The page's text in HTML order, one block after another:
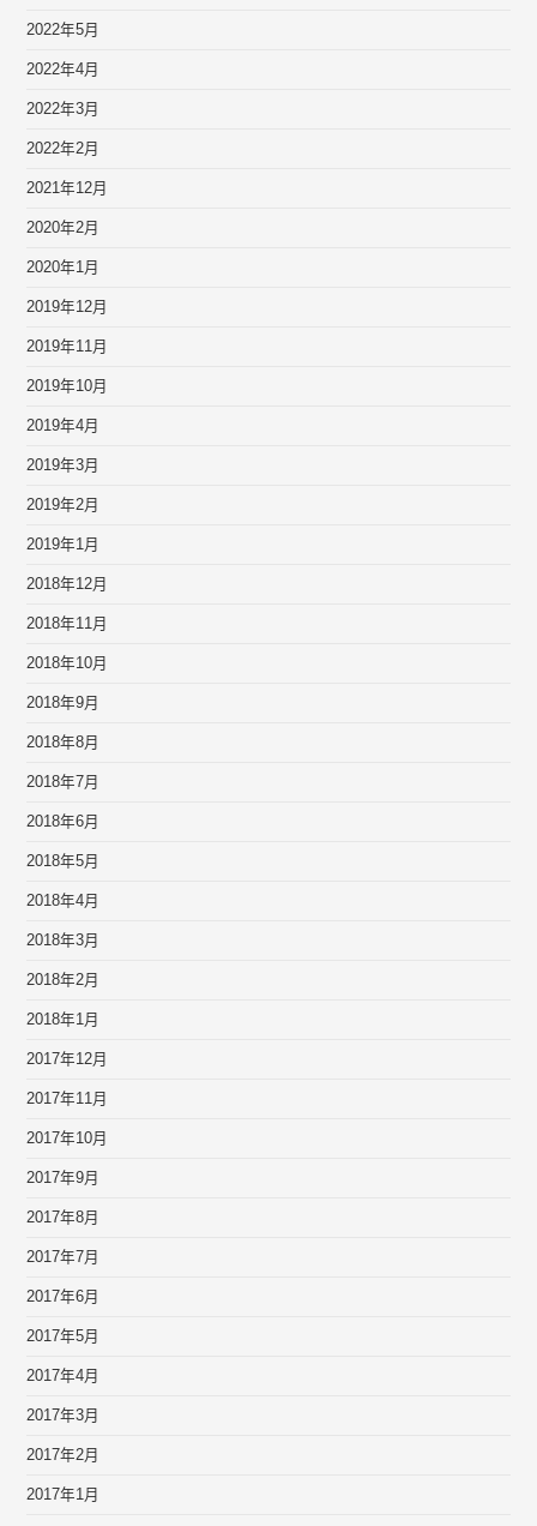
2022年5月
2022年4月
2022年3月
2022年2月
2021年12月
2020年2月
2020年1月
2019年12月
2019年11月
2019年10月
2019年4月
2019年3月
2019年2月
2019年1月
2018年12月
2018年11月
2018年10月
2018年9月
2018年8月
2018年7月
2018年6月
2018年5月
2018年4月
2018年3月
2018年2月
2018年1月
2017年12月
2017年11月
2017年10月
2017年9月
2017年8月
2017年7月
2017年6月
2017年5月
2017年4月
2017年3月
2017年2月
2017年1月